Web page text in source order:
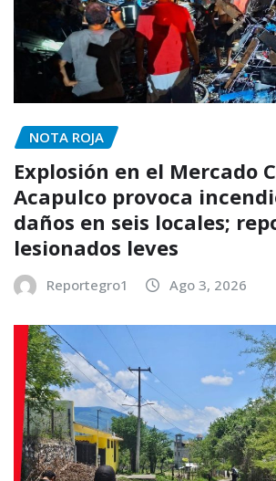
NOTA ROJA
Explosión en el Mercado
Acapulco provoca
daños en seis locales;
lesionados leves
Reportegro1 Ago 3, 2026